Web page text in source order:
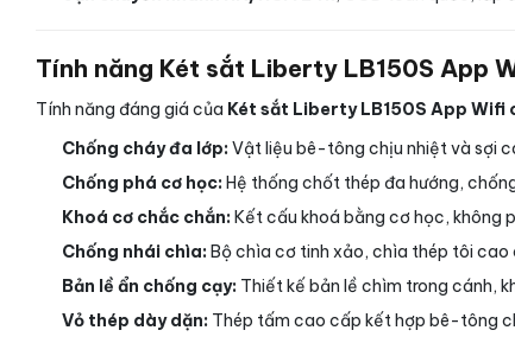
Tính năng Két sắt Liberty LB150S App
Tính năng đáng giá của Két sắt Liberty LB150S App Wifi
Chống cháy đa lớp: Vật liệu bê-tông chịu nhiệt và sợi
Chống phá cơ học: Hệ thống chốt thép đa hướng,
Khoá cơ chắc chắn: Kết cấu khoá bằng cơ học, không
Chống nhái chìa: Bộ chìa cơ tinh xảo, chìa thép tôi cao
Bản lề ẩn chống cạy: Thiết kế bản lề chìm trong cánh,
Vỏ thép dày dặn: Thép tấm cao cấp kết hợp bê-tông